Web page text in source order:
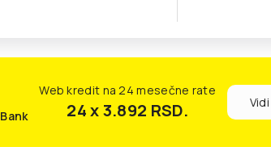
Web kredit na 24 mesečne rate
24 x 3.892 RSD.